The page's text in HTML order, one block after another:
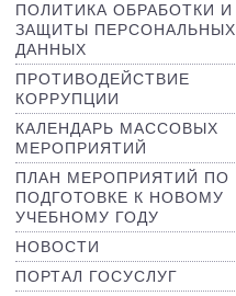
ПОЛИТИКА ОБРАБОТКИ И
ЗАЩИТЫ ПЕРСОНАЛЬНЫХ
ДАННЫХ
ПРОТИВОДЕЙСТВИЕ
КОРРУПЦИИ
КАЛЕНДАРЬ МАССОВЫХ
МЕРОПРИЯТИЙ
ПЛАН МЕРОПРИЯТИЙ ПО
ПОДГОТОВКЕ К НОВОМУ
УЧЕБНОМУ ГОДУ
НОВОСТИ
ПОРТАЛ ГОСУСЛУГ